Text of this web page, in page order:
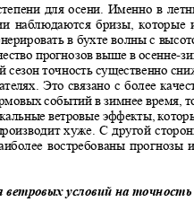
для осени. Именно в
наблюдаются бризы,
в бухте волны с
прогнозов выше в осенне-
сезон точность существенно
Это связано с более
событий в зимнее время,
ветровые эффекты,
хуже. С другой
востребованы прогнозы
ветровых условий на